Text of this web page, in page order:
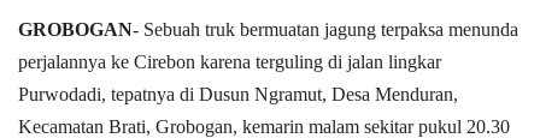
GROBOGAN- Sebuah truk bermuatan jagung terpaksa menunda
perjalannya ke Cirebon karena terguling di jalan lingkar
Purwodadi, tepatnya di Dusun Ngramut, Desa Menduran,
Kecamatan Brati, Grobogan, kemarin malam sekitar pukul 20.30